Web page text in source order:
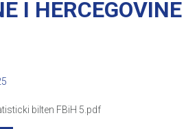
I HERCEGOVINE
bilten FBiH 5.pdf